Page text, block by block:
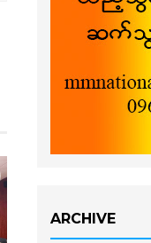
ARCHIVE